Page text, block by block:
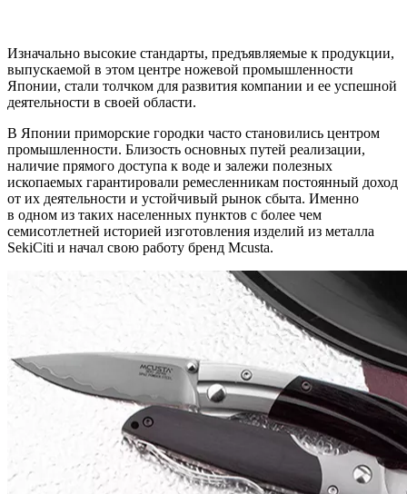
Изначально высокие стандарты, предъявляемые к продукции,
выпускаемой в этом центре ножевой промышленности
Японии, стали толчком для развития компании и ее успешной
деятельности в своей области.
В Японии приморские городки часто становились центром
промышленности. Близость основных путей реализации,
наличие прямого доступа к воде и залежи полезных
ископаемых гарантировали ремесленникам постоянный доход
от их деятельности и устойчивый рынок сбыта. Именно
в одном из таких населенных пунктов с более чем
семисотлетней историей изготовления изделий из металла
SekiCiti и начал свою работу бренд Mcusta.